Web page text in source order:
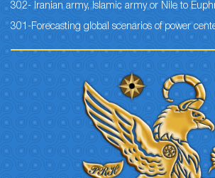
302- Iranian army, Islamic army or Nile to
301-Forecasting global scenarios of power